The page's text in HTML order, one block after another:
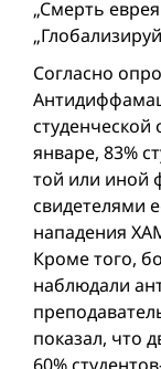
„Смерть
Согласно
январе, 83%
той или иной
свидетелями
нападения
Кроме того,
наблюдали
показал, что